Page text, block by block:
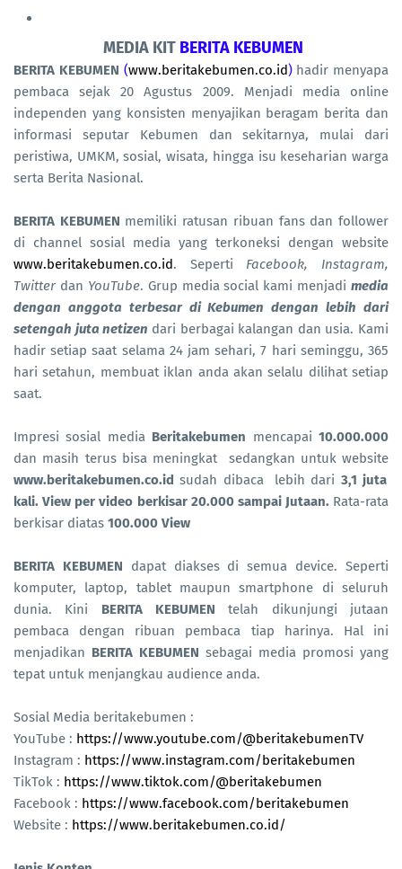
MEDIA KIT BERITA KEBUMEN
BERITA KEBUMEN (www.beritakebumen.co.id)hadir menyapa
pembaca sejak 20 Agustus 2009. Menjadi media online
independen yang konsisten menyajikan beragam berita dan
informasi seputar Kebumen dan sekitarnya, mulai dari
peristiwa, UMKM, sosial, wisata, hingga isu keseharian warga
serta Berita Nasional.
BERITA KEBUMEN memiliki ratusan ribuan fans dan follower
di channel sosial media yang terkoneksi dengan website
www.beritakebumen.co.id. Seperti Facebook, Instagram,
Twitter dan YouTube. Grup media social kami menjadi media
dengan anggota terbesar di Kebumen dengan lebih dari
setengah juta netizen dari berbagai kalangan dan usia. Kami
hadir setiap saat selama 24 jam sehari, 7 hari seminggu, 365
hari setahun, membuat iklan anda akan selalu dilihat setiap
saat.
Impresi sosial mediaBeritakebumen mencapai10.000.000
dan masih terus bisa meningkat sedangkan untuk website
www.beritakebumen.co.idsudah dibaca lebih dari 3,1 juta
kali. View per video berkisar 20.000 sampai Jutaan. Rata-rata
berkisar diatas 100.000 View
BERITA KEBUMEN dapat diakses di semua device. Seperti
komputer, laptop, tablet maupun smartphone di seluruh
dunia. Kini BERITA KEBUMEN telah dikunjungi jutaan
pembaca dengan ribuan pembaca tiap harinya. Hal ini
menjadikan BERITA KEBUMEN sebagai media promosi yang
tepat untuk menjangkau audience anda.
Sosial Media beritakebumen :
YouTube : https://www.youtube.com/@beritakebumenTV
Instagram : https://www.instagram.com/beritakebumen
TikTok : https://www.tiktok.com/@beritakebumen
Facebook : https://www.facebook.com/beritakebumen
Website : https://www.beritakebumen.co.id/